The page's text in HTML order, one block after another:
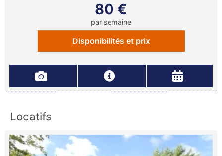
80 €
par semaine
Disponibilités et prix
Locatifs